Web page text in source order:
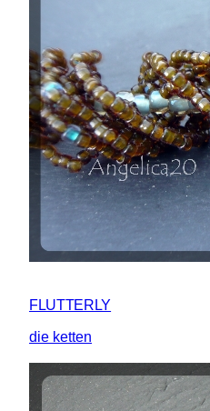
FLUTTERLY
die ketten